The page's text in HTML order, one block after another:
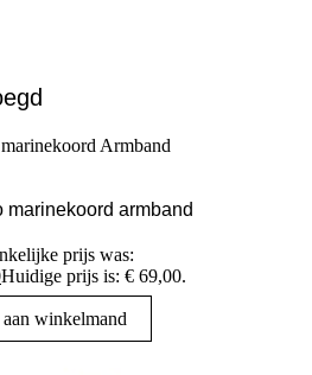
marinekoord armband
prijs was:
Huidige prijs is: € 69,00.
winkelmand